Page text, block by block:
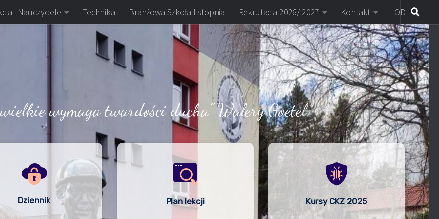
i Nauczyciele Technika Branżowa Szkoła I stopnia Rekrutacja 2026/ 2027 Kontakt IOD
wymaga twardości ducha" Walery Goetel
Dziennik Plan lekcji Kursy CKZ 2025